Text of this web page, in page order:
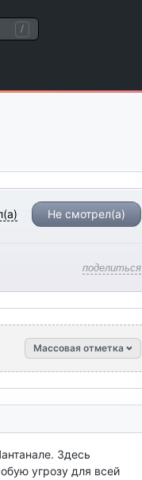
/
Не смотрел(а)
поделиться
Массовая отметка
Здесь
угрозу для всей